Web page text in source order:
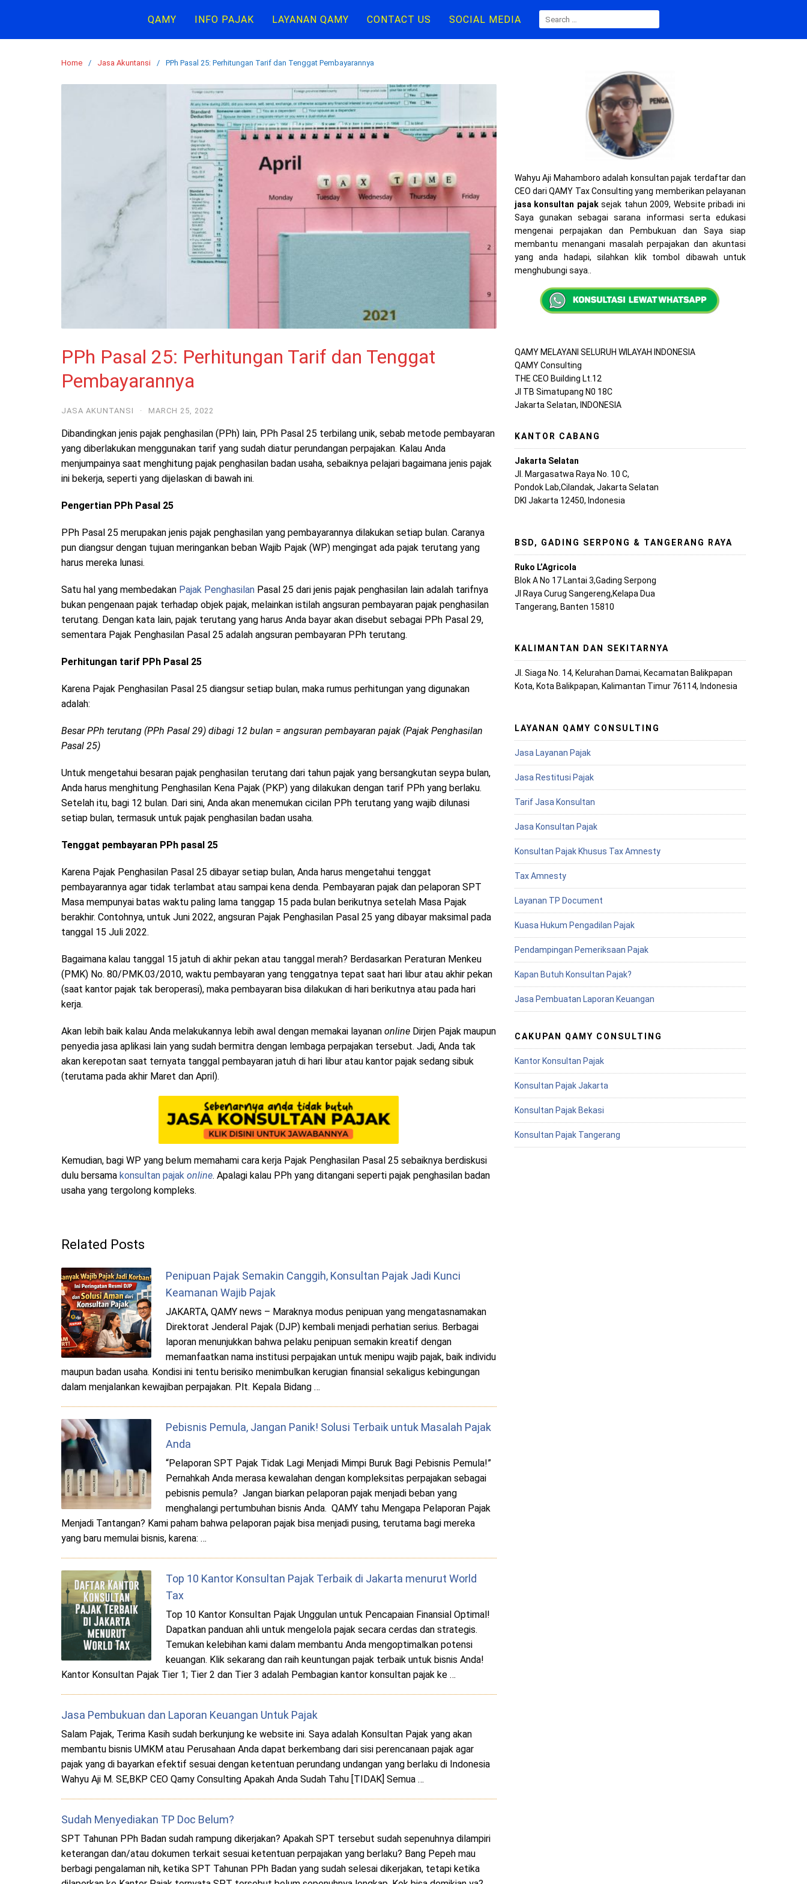
content
QAMY INFO PAJAK LAYANAN QAMY CONTACT US SOCIAL MEDIA
FOR:
Home Jasa Akuntansi PPh Pasal 25: Perhitungan Tarif dan Tenggat Pembayarannya
PPh Pasal 25: Perhitungan Tarif dan Tenggat
Pembayarannya
JASA AKUNTANSI · MARCH 25, 2022
Dibandingkan jenis pajak penghasilan (PPh) lain, PPh Pasal 25 terbilang unik, sebab metode pembayaran
yang diberlakukan menggunakan tarif yang sudah diatur perundangan perpajakan. Kalau Anda
menjumpainya saat menghitung pajak penghasilan badan usaha, sebaiknya pelajari bagaimana jenis pajak
ini bekerja, seperti yang dijelaskan di bawah ini.
Pengertian PPh Pasal 25
PPh Pasal 25 merupakan jenis pajak penghasilan yang pembayarannya dilakukan setiap bulan. Caranya
pun diangsur dengan tujuan meringankan beban Wajib Pajak (WP) mengingat ada pajak terutang yang
harus mereka lunasi.
Satu hal yang membedakan Pajak Penghasilan Pasal 25 dari jenis pajak penghasilan lain adalah tarifnya
bukan pengenaan pajak terhadap objek pajak, melainkan istilah angsuran pembayaran pajak penghasilan
terutang. Dengan kata lain, pajak terutang yang harus Anda bayar akan disebut sebagai PPh Pasal 29,
sementara Pajak Penghasilan Pasal 25 adalah angsuran pembayaran PPh terutang.
Perhitungan tarif PPh Pasal 25
Karena Pajak Penghasilan Pasal 25 diangsur setiap bulan, maka rumus perhitungan yang digunakan
adalah:
Besar PPh terutang (PPh Pasal 29) dibagi 12 bulan = angsuran pembayaran pajak (Pajak Penghasilan
Pasal 25)
Untuk mengetahui besaran pajak penghasilan terutang dari tahun pajak yang bersangkutan seypa bulan,
Anda harus menghitung Penghasilan Kena Pajak (PKP) yang dilakukan dengan tarif PPh yang berlaku.
Setelah itu, bagi 12 bulan. Dari sini, Anda akan menemukan cicilan PPh terutang yang wajib dilunasi
setiap bulan, termasuk untuk pajak penghasilan badan usaha.
Tenggat pembayaran PPh pasal 25
Karena Pajak Penghasilan Pasal 25 dibayar setiap bulan, Anda harus mengetahui tenggat
pembayarannya agar tidak terlambat atau sampai kena denda. Pembayaran pajak dan pelaporan SPT
Masa mempunyai batas waktu paling lama tanggap 15 pada bulan berikutnya setelah Masa Pajak
berakhir. Contohnya, untuk Juni 2022, angsuran Pajak Penghasilan Pasal 25 yang dibayar maksimal pada
tanggal 15 Juli 2022.
Bagaimana kalau tanggal 15 jatuh di akhir pekan atau tanggal merah? Berdasarkan Peraturan Menkeu
(PMK) No. 80/PMK.03/2010, waktu pembayaran yang tenggatnya tepat saat hari libur atau akhir pekan
(saat kantor pajak tak beroperasi), maka pembayaran bisa dilakukan di hari berikutnya atau pada hari
kerja.
Akan lebih baik kalau Anda melakukannya lebih awal dengan memakai layanan online Dirjen Pajak maupun
penyedia jasa aplikasi lain yang sudah bermitra dengan lembaga perpajakan tersebut. Jadi, Anda tak
akan kerepotan saat ternyata tanggal pembayaran jatuh di hari libur atau kantor pajak sedang sibuk
(terutama pada akhir Maret dan April).
Kemudian, bagi WP yang belum memahami cara kerja Pajak Penghasilan Pasal 25 sebaiknya berdiskusi
dulu bersama konsultan pajak online. Apalagi kalau PPh yang ditangani seperti pajak penghasilan badan
usaha yang tergolong kompleks.
Related Posts
Penipuan Pajak Semakin Canggih, Konsultan Pajak Jadi Kunci
Keamanan Wajib Pajak
JAKARTA, QAMY news – Maraknya modus penipuan yang mengatasnamakan
Direktorat Jenderal Pajak (DJP) kembali menjadi perhatian serius. Berbagai
laporan menunjukkan bahwa pelaku penipuan semakin kreatif dengan
memanfaatkan nama institusi perpajakan untuk menipu wajib pajak, baik individu
maupun badan usaha. Kondisi ini tentu berisiko menimbulkan kerugian finansial sekaligus kebingungan
dalam menjalankan kewajiban perpajakan. Plt. Kepala Bidang …
Pebisnis Pemula, Jangan Panik! Solusi Terbaik untuk Masalah Pajak
Anda
“Pelaporan SPT Pajak Tidak Lagi Menjadi Mimpi Buruk Bagi Pebisnis Pemula!”
Pernahkah Anda merasa kewalahan dengan kompleksitas perpajakan sebagai
pebisnis pemula? Jangan biarkan pelaporan pajak menjadi beban yang
menghalangi pertumbuhan bisnis Anda. QAMY tahu Mengapa Pelaporan Pajak
Menjadi Tantangan? Kami paham bahwa pelaporan pajak bisa menjadi pusing, terutama bagi mereka
yang baru memulai bisnis, karena: …
Top 10 Kantor Konsultan Pajak Terbaik di Jakarta menurut World
Tax
Top 10 Kantor Konsultan Pajak Unggulan untuk Pencapaian Finansial Optimal!
Dapatkan panduan ahli untuk mengelola pajak secara cerdas dan strategis.
Temukan kelebihan kami dalam membantu Anda mengoptimalkan potensi
keuangan. Klik sekarang dan raih keuntungan pajak terbaik untuk bisnis Anda!
Kantor Konsultan Pajak Tier 1; Tier 2 dan Tier 3 adalah Pembagian kantor konsultan pajak ke …
Jasa Pembukuan dan Laporan Keuangan Untuk Pajak
Salam Pajak, Terima Kasih sudah berkunjung ke website ini. Saya adalah Konsultan Pajak yang akan
membantu bisnis UMKM atau Perusahaan Anda dapat berkembang dari sisi perencanaan pajak agar
pajak yang di bayarkan efektif sesuai dengan ketentuan perundang undangan yang berlaku di Indonesia
Wahyu Aji M. SE,BKP CEO Qamy Consulting Apakah Anda Sudah Tahu [TIDAK] Semua …
Sudah Menyediakan TP Doc Belum?
SPT Tahunan PPh Badan sudah rampung dikerjakan? Apakah SPT tersebut sudah sepenuhnya dilampiri
keterangan dan/atau dokumen terkait sesuai ketentuan perpajakan yang berlaku? Bang Pepeh mau
berbagi pengalaman nih, ketika SPT Tahunan PPh Badan yang sudah selesai dikerjakan, tetapi ketika
Wahyu Aji Mahamboro adalah konsultan pajak terdaftar dan
CEO dari QAMY Tax Consulting yang memberikan pelayanan
jasa konsultan pajaksejak tahun 2009, Website pribadi ini
Saya gunakan sebagai sarana informasi serta edukasi
mengenai perpajakan dan Pembukuan dan Saya siap
membantu menangani masalah perpajakan dan akuntasi
yang anda hadapi, silahkan klik tombol dibawah untuk
menghubungi saya..
QAMY MELAYANI SELURUH WILAYAH INDONESIA
QAMY Consulting
THE CEO Building Lt.12
Jl TB Simatupang N0 18C
Jakarta Selatan, INDONESIA
KANTOR CABANG
Jakarta Selatan
Jl. Margasatwa Raya No. 10 C,
Pondok Lab,Cilandak, Jakarta Selatan
DKI Jakarta 12450, Indonesia
BSD, GADING SERPONG & TANGERANG RAYA
Ruko L’Agricola
Blok A No 17 Lantai 3,Gading Serpong
Jl Raya Curug Sangereng,Kelapa Dua
Tangerang, Banten 15810
KALIMANTAN DAN SEKITARNYA
Jl. Siaga No. 14, Kelurahan Damai, Kecamatan Balikpapan
Kota, Kota Balikpapan, Kalimantan Timur 76114, Indonesia
LAYANAN QAMY CONSULTING
Jasa Layanan Pajak
Jasa Restitusi Pajak
Tarif Jasa Konsultan
Jasa Konsultan Pajak
Konsultan Pajak Khusus Tax Amnesty
Tax Amnesty
Layanan TP Document
Kuasa Hukum Pengadilan Pajak
Pendampingan Pemeriksaan Pajak
Kapan Butuh Konsultan Pajak?
Jasa Pembuatan Laporan Keuangan
CAKUPAN QAMY CONSULTING
Kantor Konsultan Pajak
Konsultan Pajak Jakarta
Konsultan Pajak Bekasi
Konsultan Pajak Tangerang